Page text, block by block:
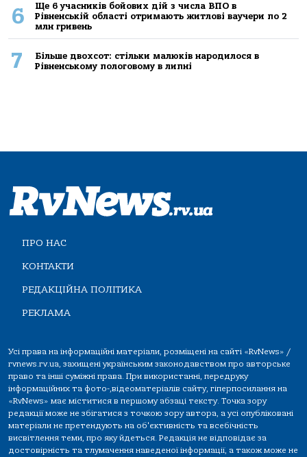
6
Ще 6 учасників бойових дій з числа ВПО в
Рівненській області отримають житлові ваучери по 2
млн гривень
7
Більше двохсот: стільки малюків народилося в
Рівненському пологовому в липні
ПРО НАС
КОНТАКТИ
РЕДАКЦІЙНА ПОЛІТИКА
РЕКЛАМА
Усі права на інформаційні матеріали, розміщені на сайті «RvNews» /
rvnews.rv.ua, захищені українським законодавством про авторське
право та інші суміжні права. При використанні, передруку
інформаційних та фото-,відеоматеріалів сайту, гіперпосилання на
«RvNews» має міститися в першому абзаці тексту. Точка зору
редакції може не збігатися з точкою зору автора, а усі опубліковані
матеріали не претендують на об'єктивність та всебічність
висвітлення теми, про яку йдеться. Редакція не відповідає за
достовірність та тлумачення наведеної інформації, а також може не